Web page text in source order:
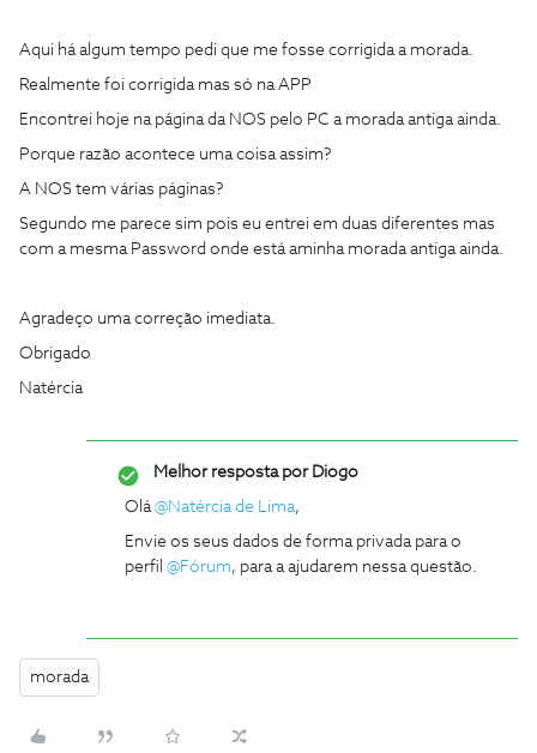
Aqui há algum tempo pedi que me fosse corrigida a morada.
Realmente foi corrigida mas só na APP
Encontrei hoje na página da NOS pelo PC a morada antiga ainda.
Porque razão acontece uma coisa assim?
A NOS tem várias páginas?
Segundo me parece sim pois eu entrei em duas diferentes mas
com a mesma Password onde está aminha morada antiga ainda.
Agradeço uma correção imediata.
Obrigado
Natércia
Melhor resposta porDiogo
Olá@Natércia de Lima,
Envie os seus dados de forma privada para o
perfil @Fórum, para a ajudarem nessa questão.
morada